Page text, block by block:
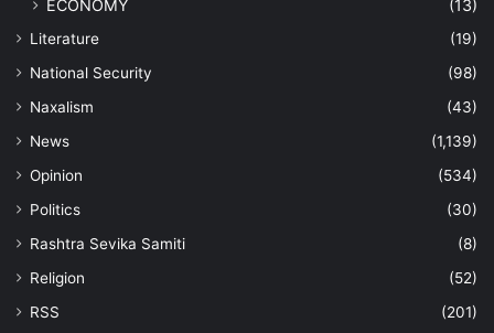
ECONOMY (13)
Literature
(19)
National Security
(98)
Naxalism
(43)
News
(1,139)
Opinion
(534)
Politics
(30)
Rashtra Sevika Samiti
(8)
Religion
(52)
RSS
(201)